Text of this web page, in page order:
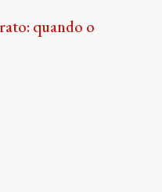
quando o